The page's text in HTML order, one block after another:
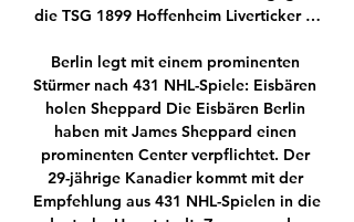
die TSG 1899 Hoffenheim Liverticker …
Berlin legt mit einem prominenten
Stürmer nach 431 NHL-Spiele: Eisbären
holen Sheppard Die Eisbären Berlin
haben mit James Sheppard einen
prominenten Center verpflichtet. Der
29-jährige Kanadier kommt mit der
Empfehlung aus 431 NHL-Spielen in die